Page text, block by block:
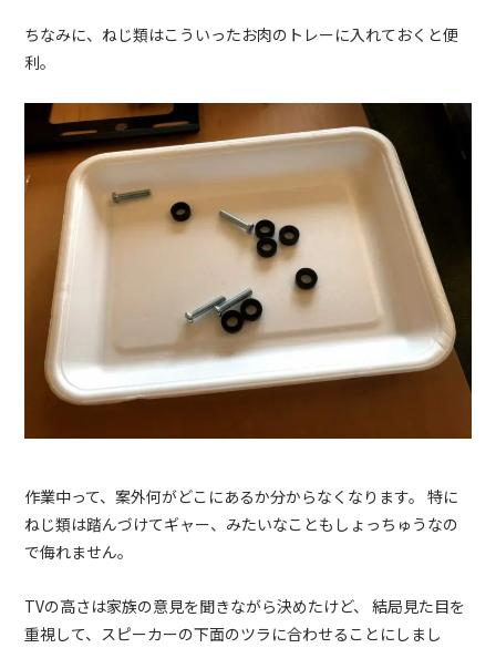
ちなみに、ねじ類はこういったお肉のトレーに入れておくと便
利。
作業中って、案外何がどこにあるか分からなくなります。 特に
ねじ類は踏んづけてギャー、みたいなこともしょっちゅうなの
で侮れません。
TVの高さは家族の意見を聞きながら決めたけど、 結局見た目を
重視して、スピーカーの下面のツラに合わせることにしまし